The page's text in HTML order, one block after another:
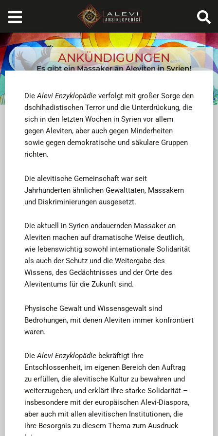
Inhalt
ANKÜNDIGUNGEN
Es gibt ein Massaker an Aleviten in Syrien!
DieAlevi Enzyklopädie verfolgt mit großer Sorge den
dschihadistischen Terror und die Unterdrückung, die
sich in den letzten Wochen in Syrien vor allem
gegen Aleviten, aber auch gegen Minderheiten
sowie gegen demokratische und säkulare Gruppen
richten.
Die alevitische Gemeinschaft war seit
Jahrhunderten ähnlichen Gewalttaten, Massakern
und Diskriminierungen ausgesetzt.
Die aktuell in Syrien andauernden Massaker an
Aleviten machen auf dramatische Weise deutlich,
wie lebenswichtig sowohl internationale Solidarität
als auch der Schutz und die Weitergabe des
Wissens, des Gedächtnisses und der Orte des
Alevitentums für die Zukunft sind.
Physische Gewalt und Wissensgewalt sind
Bedrohungen, mit denen Aleviten immer konfrontiert
waren.
DieAlevi Enzyklopädie bekräftigt ihre
Entschlossenheit, im eigenen Bereich den Auftrag
zu erfüllen, die alevitische Kultur zu bewahren und
weiterzugeben, und erklärt ihre starke Solidarität –
insbesondere mit der europäischen Alevi-Diaspora,
aber auch mit allen alevitischen Institutionen, die
ihre Besorgnis zu diesem Thema zum Ausdruck